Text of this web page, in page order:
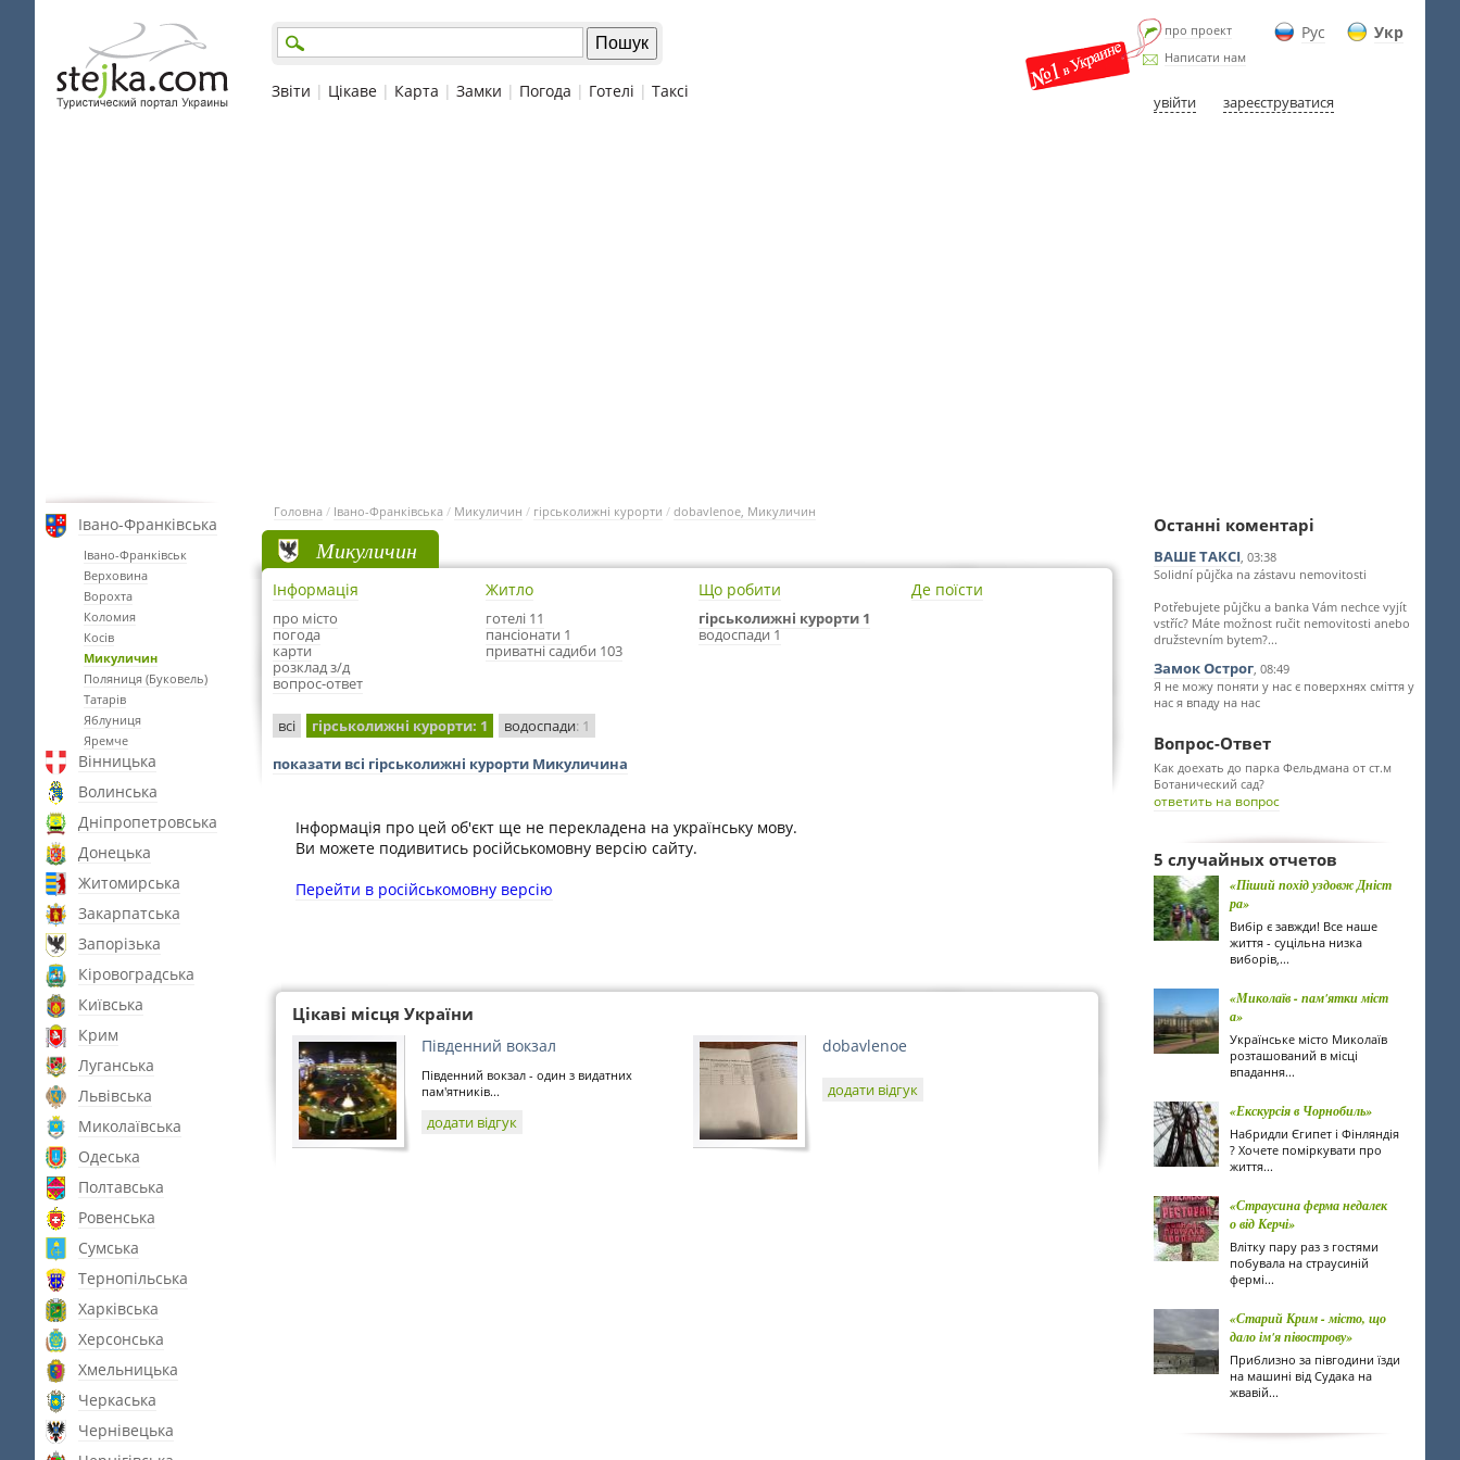
Рус Укр
про проект
Написати нам
увійти зареєструватися
Звіти | Цікаве | Карта | Замки | Погода | Готелі | Таксі
Івано-Франківська
Івано-Франківськ
Верховина
Ворохта
Коломия
Косів
Микуличин
Поляниця (Буковель)
Татарів
Яблуниця
Яремче
Вінницька
Волинська
Дніпропетровська
Донецька
Житомирська
Закарпатська
Запорізька
Кіровоградська
Київська
Крим
Луганська
Львівська
Миколаївська
Одеська
Полтавська
Ровенська
Сумська
Тернопільська
Харківська
Херсонська
Хмельницька
Черкаська
Чернівецька
Головна / Івано-Франківська / Микуличин / гірськолижні курорти / dobavlenoe, Микуличин
Микуличин
Інформація
про місто
погода
карти
розклад з/д
вопрос-ответ
Житло
готелі 11
пансіонати 1
приватні садиби 103
Що робити
гірськолижні курорти 1
водоспади 1
Де поїсти
всі гірськолижні курорти: 1 водоспади: 1
показати всі гірськолижні курорти Микуличина
Інформація про цей об'єкт ще не перекладена на українську мову.
Ви можете подивитись російськомовну версію сайту.
Перейти в російськомовну версію
Цікаві місця України
Південний вокзал
Південний вокзал - один з видатних
пам'ятників...
додати відгук
dobavlenoe
додати відгук
Останні коментарі
ВАШЕ ТАКСІ, 03:38
Solidní půjčka na zástavu nemovitosti
Potřebujete půjčku a banka Vám nechce vyjít
vstříc? Máte možnost ručit nemovitosti anebo
družstevním bytem?...
Замок Острог, 08:49
Я не можу поняти у нас є поверхнях сміття у
нас я впаду на нас
Вопрос-Ответ
Как доехать до парка Фельдмана от ст.м
Ботанический сад?
ответить на вопрос
5 случайных отчетов
«Піший похід уздовж Дніст
ра»
Вибір є завжди! Все наше
життя - суцільна низка
виборів,...
«Миколаїв - пам'ятки міст
а»
Українське місто Миколаїв
розташований в місці
впадання...
«Екскурсія в Чорнобиль»
Набридли Єгипет і Фінляндія
? Хочете поміркувати про
життя...
«Страусина ферма недалек
о від Керчі»
Влітку пару раз з гостями
побувала на страусиній
фермі...
«Старий Крим - місто, що
дало ім'я півострову»
Приблизно за півгодини їзди
на машині від Судака на
жвавій...